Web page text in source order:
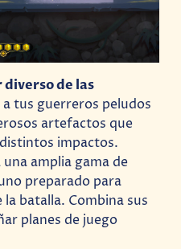
de las
a tus guerreros peludos
artefactos que
impactos.
amplia gama de
preparado para
la batalla. Combina sus
planes de juego